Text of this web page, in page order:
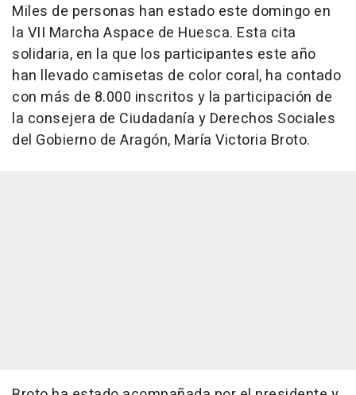
Miles de personas han estado este domingo en
la VII Marcha Aspace de Huesca. Esta cita
solidaria, en la que los participantes este año
han llevado camisetas de color coral, ha contado
con más de 8.000 inscritos y la participación de
la consejera de Ciudadanía y Derechos Sociales
del Gobierno de Aragón, María Victoria Broto.